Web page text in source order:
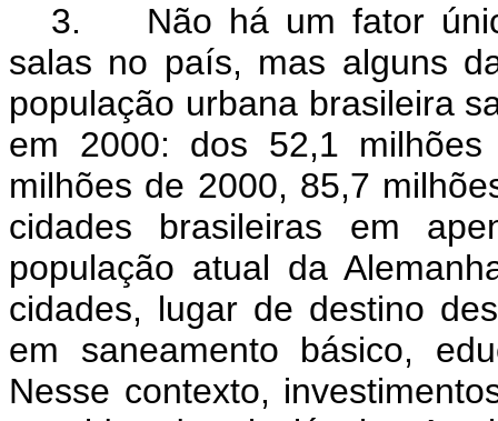
3. Não há um fator
salas no país, mas alguns
população urbana brasileira
em 2000: dos 52,1
milhões de 2000, 85,7
cidades brasileiras em
população atual da
cidades, lugar de destino
em saneamento básico,
Nesse contexto,